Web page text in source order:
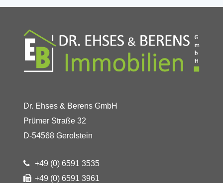
Dr. Ehses & Berens GmbH
Prümer Straße 32
D-54568 Gerolstein
+49 (0) 6591 3535
+49 (0) 6591 3961